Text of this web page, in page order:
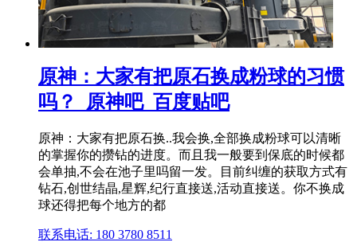
原神：大家有把原石换成粉球的习惯
吗？_原神吧_百度贴吧
原神：大家有把原石换..我会换,全部换成粉球可以清晰
的掌握你的攒钻的进度。而且我一般要到保底的时候都
会单抽,不会在池子里吗留一发。目前纠缠的获取方式有
钻石,创世结晶,星辉,纪行直接送,活动直接送。你不换成
球还得把每个地方的都
联系电话: 180 3780 8511